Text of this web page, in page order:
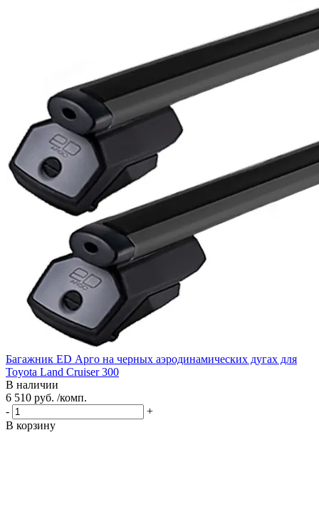
Багажник ED Арго на черных аэродинамических дугах для
Toyota Land Cruiser 300
В наличии
6 510 руб. /комп.
-
+
В корзину